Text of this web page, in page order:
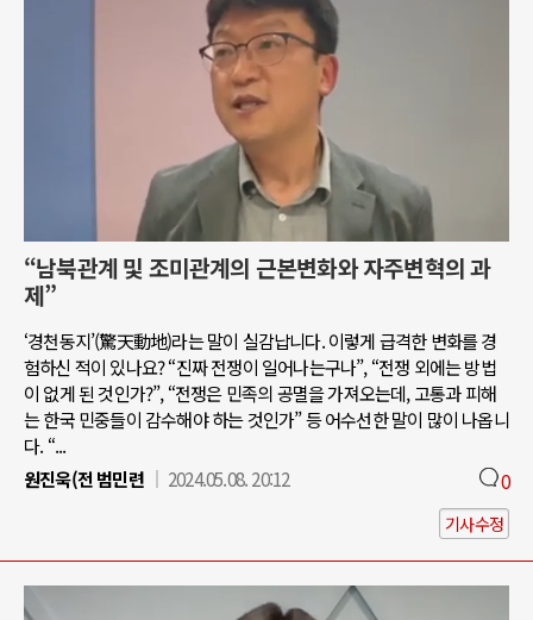
“남북관계 및 조미관계의 근본변화와 자주변혁의 과
제”
‘경천동지’(驚天動地)라는 말이 실감납니다. 이렇게 급격한 변화를 경
험하신 적이 있나요? “진짜 전쟁이 일어나는구나”, “전쟁 외에는 방법
이 없게 된 것인가?”, “전쟁은 민족의 공멸을 가져오는데, 고통과 피해
는 한국 민중들이 감수해야 하는 것인가” 등 어수선한 말이 많이 나옵니
다. “...
원진욱(전 범민련
2024.05.08. 20:12 0
기사수정